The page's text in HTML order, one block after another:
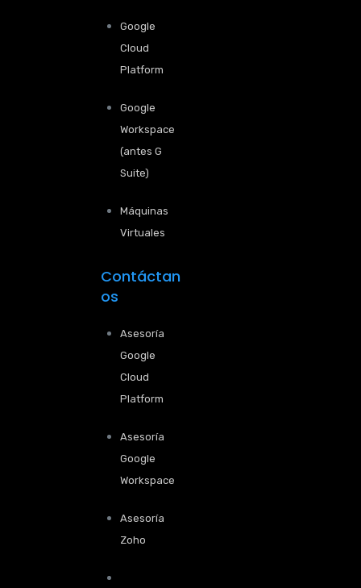
Google
Cloud
Platform
Google
Workspace
(antes G
Suite)
Máquinas
Virtuales
Contáctan
os
Asesoría
Google
Cloud
Platform
Asesoría
Google
Workspace
Asesoría
Zoho